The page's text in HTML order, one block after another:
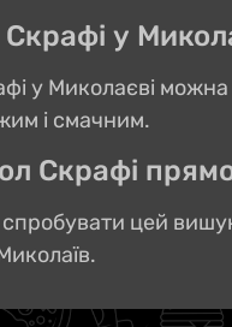
у
у Миколаєві можна
і смачним.
Скрафі
цей